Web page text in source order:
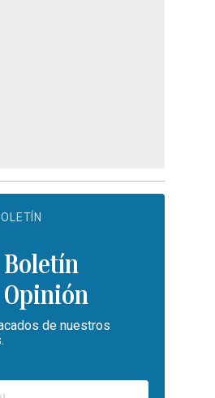
Boletín
Opinión
de nuestros